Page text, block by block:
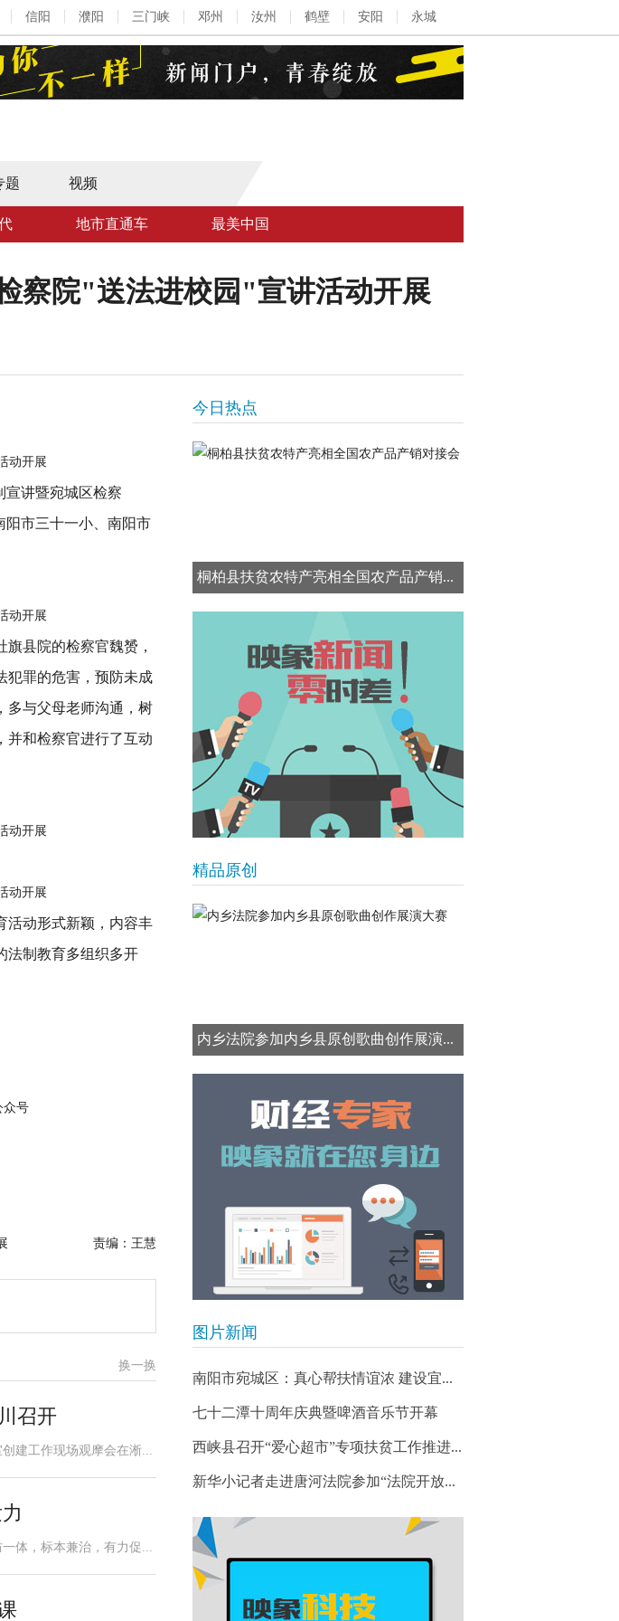
信阳 濮阳 三门峡 邓州 汝州 鹤壁 安阳 永城
题 视频
地市直通车 最美中国
察院"送法进校园"宣讲活动开展
动开展
宣讲暨宛城区检察
阳市三十一小、南阳市
动开展
县院的检察官魏赟，
犯罪的危害，预防未成
多与父母老师沟通，树
并和检察官进行了互动
动开展
动开展
动形式新颖，内容丰
法制教育多组织多开
众号
责编：王慧
换一换
召开
建工作现场观摩会在淅...
体，标本兼治，有力促...
今日热点
桐柏县扶贫农特产亮相全国农产品产销...
精品原创
内乡法院参加内乡县原创歌曲创作展演...
图片新闻
南阳市宛城区：真心帮扶情谊浓 建设宜...
七十二潭十周年庆典暨啤酒音乐节开幕
西峡县召开“爱心超市”专项扶贫工作推进...
新华小记者走进唐河法院参加“法院开放...